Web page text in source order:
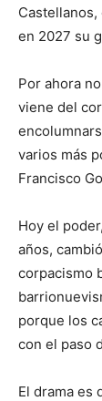
en 2027 su
Por ahora
viene del
varios más
Francisco
Hoy el
años,
corpacismo
porque los
con el paso
El drama es